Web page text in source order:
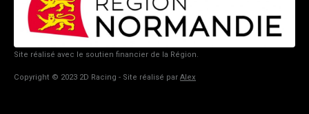
Site réalisé avec le soutien financier de la Région.
Copyright © 2023 2D Racing - Site réalisé par Alex